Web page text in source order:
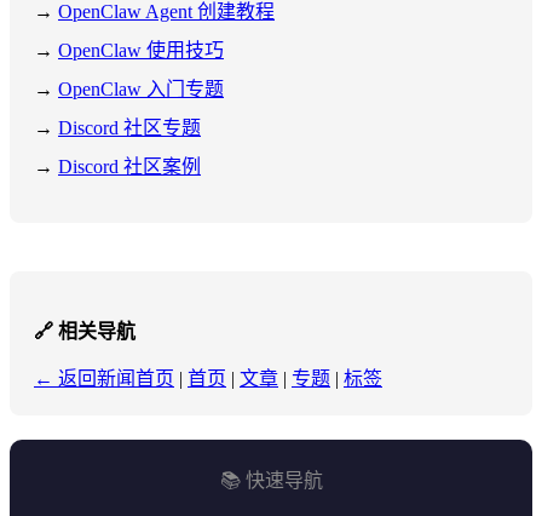
→ OpenClaw Agent 创建教程
→ OpenClaw 使用技巧
→ OpenClaw 入门专题
→ Discord 社区专题
→ Discord 社区案例
🔗 相关导航
← 返回新闻首页 | 首页 | 文章 | 专题 | 标签
📚 快速导航